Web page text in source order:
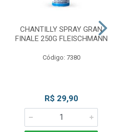
CHANTILLY SPRAY GRAN
FINALE 250G FLEISCHMANN
Código: 7380
R$ 29,90